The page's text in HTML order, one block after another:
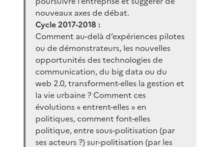
nouveaux axes de débat.
Cycle 2017-2018 :
Comment au-delà d’expériences pilotes
ou de démonstrateurs, les nouvelles
opportunités des technologies de
communication, du big data ou du
web 2.0, transforment-elles la gestion et
la vie urbaine ? Comment ces
évolutions « entrent-elles » en
politiques, comment font-elles
politique, entre sous-politisation (par
ses acteurs ?) sur-politisation (par les